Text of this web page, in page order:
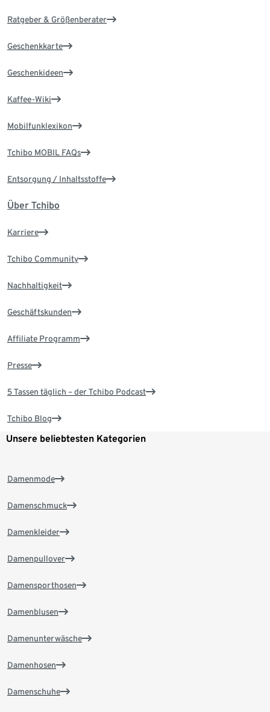
Ratgeber & Größenberater
Geschenkkarte
Geschenkideen
Kaffee-Wiki
Mobilfunklexikon
Tchibo MOBIL FAQs
Entsorgung / Inhaltsstoffe
Über Tchibo
Karriere
Tchibo Community
Nachhaltigkeit
Geschäftskunden
Affiliate Programm
Presse
5 Tassen täglich – der Tchibo Podcast
Tchibo Blog
Unsere beliebtesten Kategorien
Damenmode
Damenschmuck
Damenkleider
Damenpullover
Damensporthosen
Damenblusen
Damenunterwäsche
Damenhosen
Damenschuhe